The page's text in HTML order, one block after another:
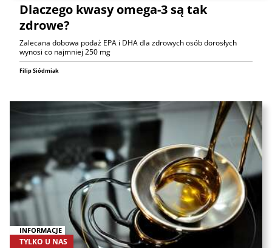
Dlaczego kwasy omega-3 są tak
zdrowe?
Zalecana dobowa podaż EPA i DHA dla zdrowych osób dorosłych
wynosi co najmniej 250 mg
Filip Siódmiak
INFORMACJE
TYLKO U NAS